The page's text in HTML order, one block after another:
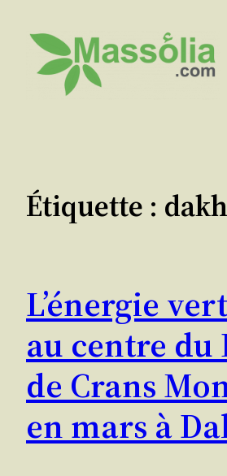
contenu
Étiquette :
L’énergie
au centre du
de Crans
en mars à